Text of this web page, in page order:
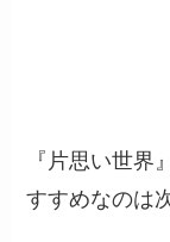
『片思い世界
すすめなのは